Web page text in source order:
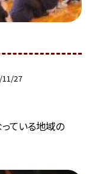
11/27
ている地域の